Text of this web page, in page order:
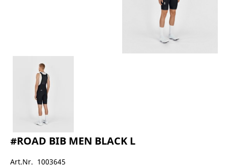
#ROAD BIB MEN BLACK L
Art.Nr. 1003645